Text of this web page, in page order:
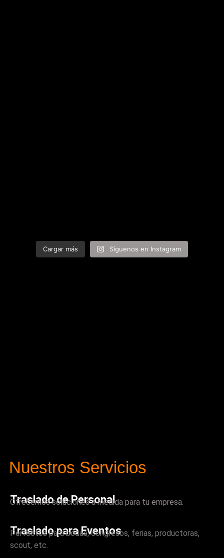
Cargar más Síguenos en Instagram
Nuestros Servicios
Traslado de Personal
Ofrecemos soluciones a medida para tu empresa.
Traslado para Eventos
Perfectos para bodas, congresos, ferias, productoras,
scout, etc.